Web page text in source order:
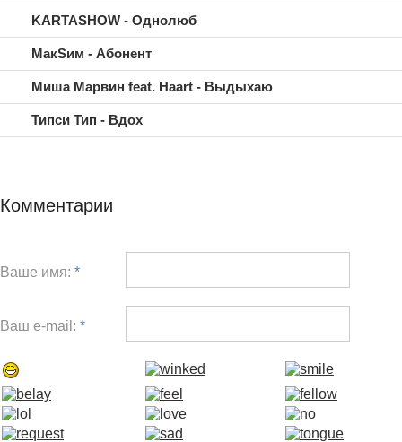
KARTASHOW - Однолюб
МакSим - Абонент
Миша Марвин feat. Haart - Выдыхаю
Типси Тип - Вдох
Комментарии
Ваше имя: *
Ваш e-mail: *